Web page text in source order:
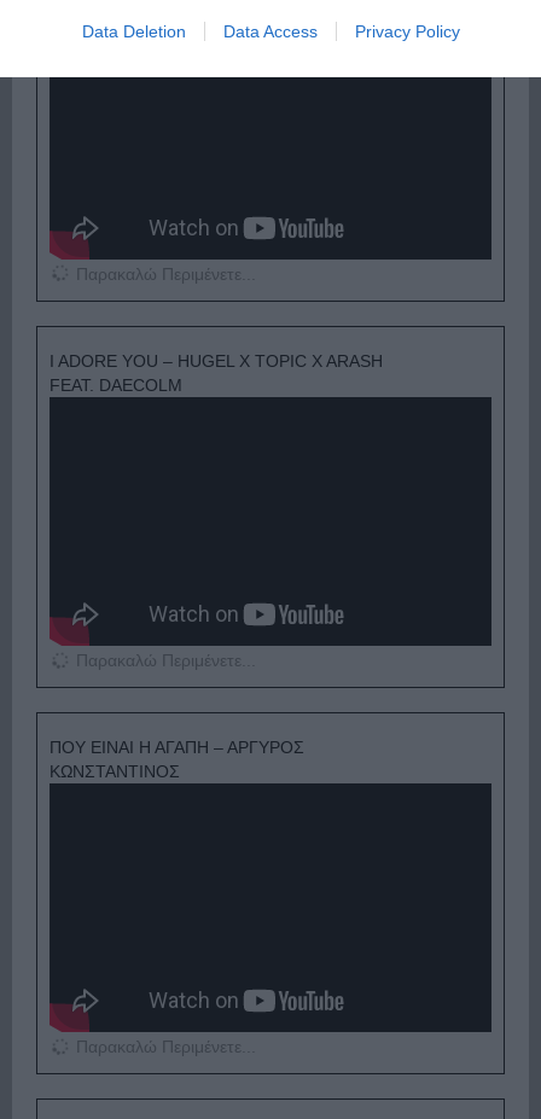
Data Deletion Data Access Privacy Policy
Παρακαλώ Περιμένετε...
I ADORE YOU – HUGEL X TOPIC X ARASH
FEAT. DAECOLM
Παρακαλώ Περιμένετε...
ΠΟΥ ΕΙΝΑΙ Η ΑΓΑΠΗ – ΑΡΓΥΡΟΣ
ΚΩΝΣΤΑΝΤΙΝΟΣ
Παρακαλώ Περιμένετε...